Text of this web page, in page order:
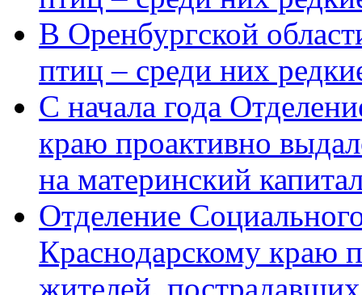
В Оренбургской
птиц – среди них
С начала года
краю проактивно
на материнский
Отделение
Краснодарскому краю
жителей,